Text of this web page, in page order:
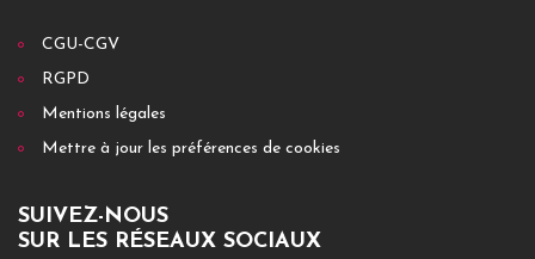
CGU-CGV
RGPD
Mentions légales
Mettre à jour les préférences de cookies
SUIVEZ-NOUS
SUR LES RÉSEAUX SOCIAUX